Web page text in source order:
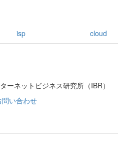
isp cloud
ーネットビジネス研究所（IBR）
問い合わせ